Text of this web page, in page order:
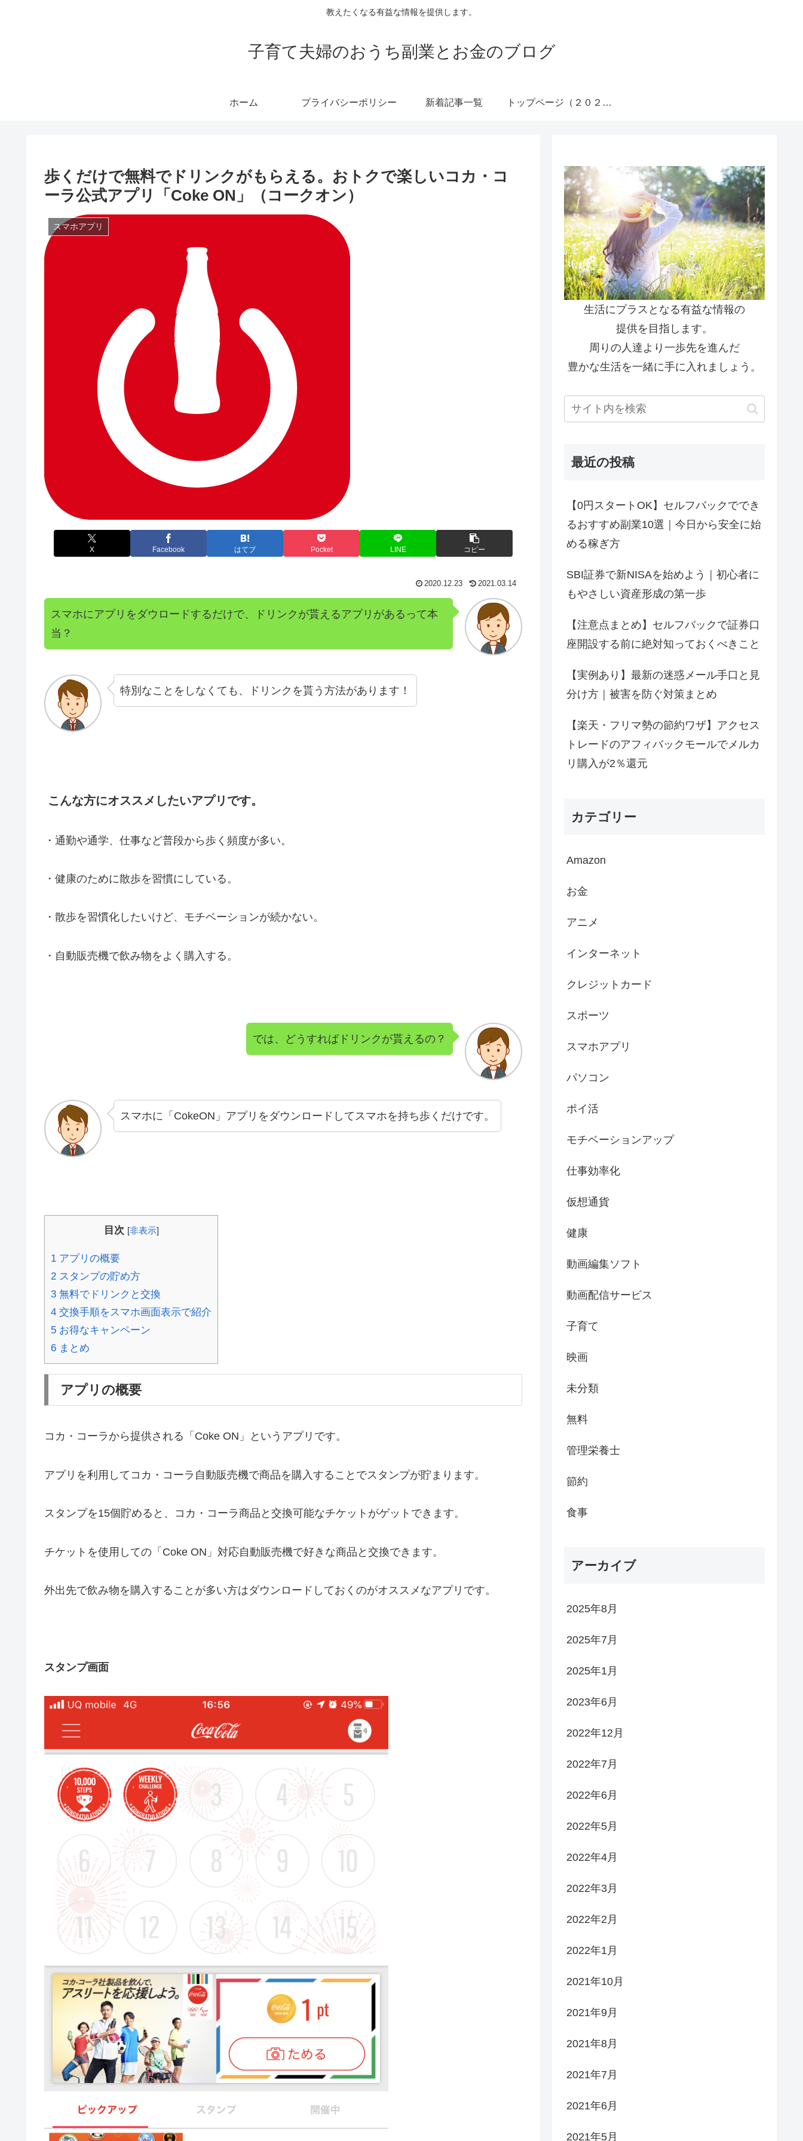
教えたくなる有益な情報を提供します。
子育て夫婦のおうち副業とお金のブログ
ホーム プライバシーポリシー 新着記事一覧 トップページ（２０２５.７.２３）
歩くだけで無料でドリンクがもらえる。おトクで楽しいコカ・コ
ーラ公式アプリ「Coke ON」（コークオン）
スマホアプリ
X Facebook はてブ Pocket LINE コピー
2020.12.23 2021.03.14
スマホにアプリをダウロードするだけで、ドリンクが貰えるアプリがあるって本
当？
特別なことをしなくても、ドリンクを貰う方法があります！
こんな方にオススメしたいアプリです。
・通勤や通学、仕事など普段から歩く頻度が多い。
・健康のために散歩を習慣にしている。
・散歩を習慣化したいけど、モチベーションが続かない。
・自動販売機で飲み物をよく購入する。
では、どうすればドリンクが貰えるの？
スマホに「CokeON」アプリをダウンロードしてスマホを持ち歩くだけです。
目次 [非表示]
1 アプリの概要
2 スタンプの貯め方
3 無料でドリンクと交換
4 交換手順をスマホ画面表示で紹介
5 お得なキャンペーン
6 まとめ
アプリの概要
コカ・コーラから提供される「Coke ON」というアプリです。
アプリを利用してコカ・コーラ自動販売機で商品を購入することでスタンプが貯まります。
スタンプを15個貯めると、コカ・コーラ商品と交換可能なチケットがゲットできます。
チケットを使用しての「Coke ON」対応自動販売機で好きな商品と交換できます。
外出先で飲み物を購入することが多い方はダウンロードしておくのがオススメなアプリです。
スタンプ画面
生活にプラスとなる有益な情報の
提供を目指します。
周りの人達より一歩先を進んだ
豊かな生活を一緒に手に入れましょう。
最近の投稿
【0円スタートOK】セルフバックででき
るおすすめ副業10選｜今日から安全に始
める稼ぎ方
SBI証券で新NISAを始めよう｜初心者に
もやさしい資産形成の第一歩
【注意点まとめ】セルフバックで証券口
座開設する前に絶対知っておくべきこと
【実例あり】最新の迷惑メール手口と見
分け方｜被害を防ぐ対策まとめ
【楽天・フリマ勢の節約ワザ】アクセス
トレードのアフィバックモールでメルカ
リ購入が2％還元
カテゴリー
Amazon
お金
アニメ
インターネット
クレジットカード
スポーツ
スマホアプリ
パソコン
ポイ活
モチベーションアップ
仕事効率化
仮想通貨
健康
動画編集ソフト
動画配信サービス
子育て
映画
未分類
無料
管理栄養士
節約
食事
アーカイブ
2025年8月
2025年7月
2025年1月
2023年6月
2022年12月
2022年7月
2022年6月
2022年5月
2022年4月
2022年3月
2022年2月
2022年1月
2021年10月
2021年9月
2021年8月
2021年7月
2021年6月
2021年5月